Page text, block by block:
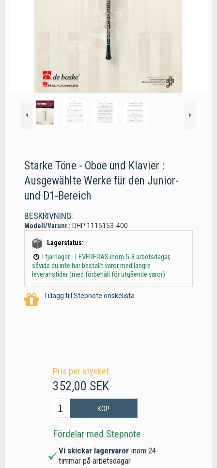
Starke Töne - Oboe und Klavier :
Ausgewählte Werke für den Junior-
und D1-Bereich
BESKRIVNING:
Modell/Varunr.: DHP 1115153-400
Lagerstatus:
I fjärrlager - LEVERERAS inom 5-8 arbetsdagar,
såvida du inte har beställt varor med längre
leveranstider (med förbehåll för utgående varor)
Tillägg till Stepnote önskelista
Pris per stycket:
352,00 SEK
KÖP
Fördelar med Stepnote
Vi skickar lagervaror inom 24
timmar på arbetsdagar